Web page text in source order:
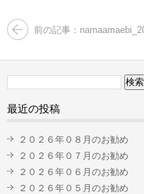
前の記事：
最近の投稿
２０２６年０８月のお勧め
２０２６年０７月のお勧め
２０２６年０６月のお勧め
２０２６年０５月のお勧め